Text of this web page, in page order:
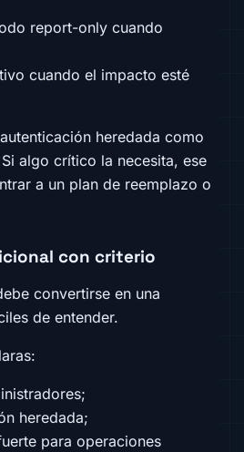
report-only cuando
cuando el impacto esté
heredada como
algo crítico la necesita, ese
a un plan de reemplazo o
con criterio
convertirse en una
de entender.
heredada;
para operaciones